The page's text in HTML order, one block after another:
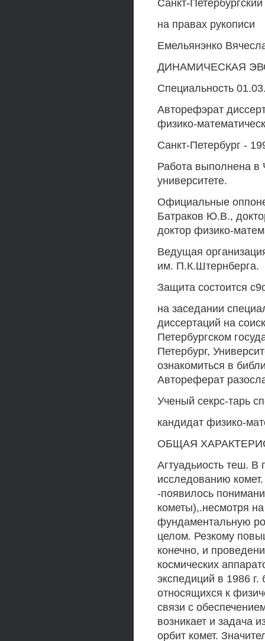
Санкт-
на правах рукописи
Емельянэнко
ДИНАМИЧЕСКАЯ
Специальность
Авторефэрат
физико-
Санкт-Петербург -
Работа выполнена в
университете.
Официальные
Батраков Ю.В.,
доктор физико-
Ведущая
им. П.К.Штернберга.
Защита состоится
на заседании
диссертаций на
Петербургском
Петербург,
ознакомиться в
Автореферат
Ученый секрс-тарь
кандидат физико-
ОБЩАЯ
Агтуадьиость теш. В
исследованию
-появилось
кометы),.несмотря
фундаментальную
целом. Резкому
конечно, и
космических
экспедиций в 1986
относящихся к
связи с
возникает и задача
орбит комет.